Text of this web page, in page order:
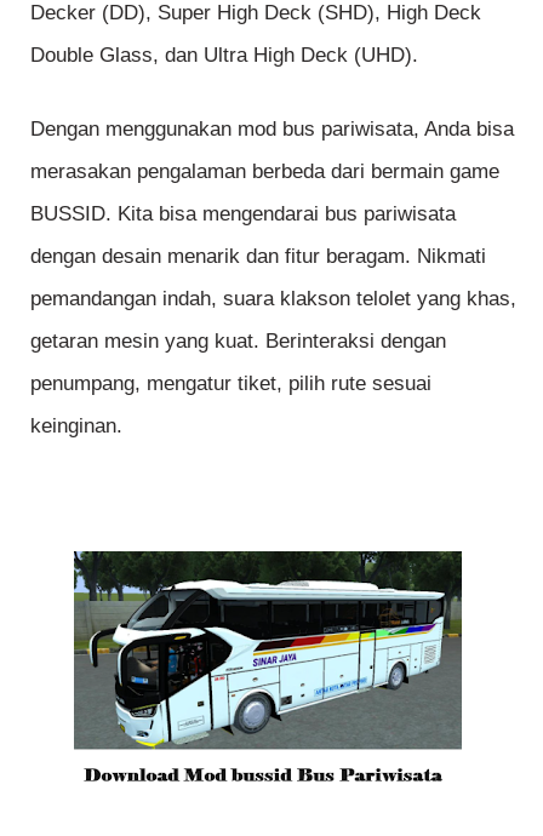
Decker (DD), Super High Deck (SHD), High Deck
Double Glass, dan Ultra High Deck (UHD).
Dengan menggunakan mod bus pariwisata, Anda bisa
merasakan pengalaman berbeda dari bermain game
BUSSID. Kita bisa mengendarai bus pariwisata
dengan desain menarik dan fitur beragam. Nikmati
pemandangan indah, suara klakson telolet yang khas,
getaran mesin yang kuat. Berinteraksi dengan
penumpang, mengatur tiket, pilih rute sesuai
keinginan.